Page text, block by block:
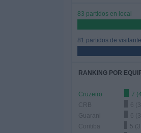
83 partidos en local
81 partidos de visitante
RANKING POR
Cruzeiro
7
CRB
6
Guarani
6
Coritiba
5